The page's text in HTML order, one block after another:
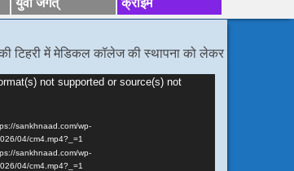
मेडिकल कॉलेज की स्थापना को लेकर हुई वार्ता/*/
not supported or source(s) not
sankhnaad.com/wp-
04/cm4.mp4?_=1
sankhnaad.com/wp-
04/cm4.mp4?_=1